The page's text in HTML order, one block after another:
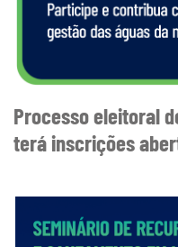
Processo eleitoral
terá inscrições